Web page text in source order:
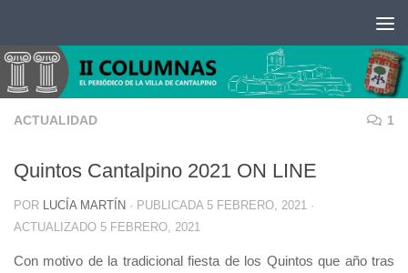
ACTUALIDAD 1
Quintos Cantalpino 2021 ON LINE
POR LUCÍA MARTÍN · PUBLICADA 5 FEBRERO, 2021 ·
ACTUALIZADO 5 FEBRERO, 2021
Con motivo de la tradicional fiesta de los Quintos que año tras